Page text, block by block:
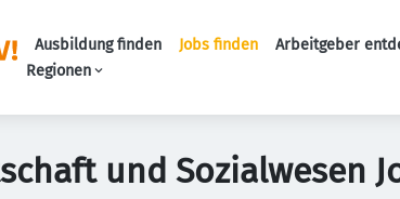
Ausbildung finden Jobs finden
Arbeitgeber
Regionen
und Sozialwesen